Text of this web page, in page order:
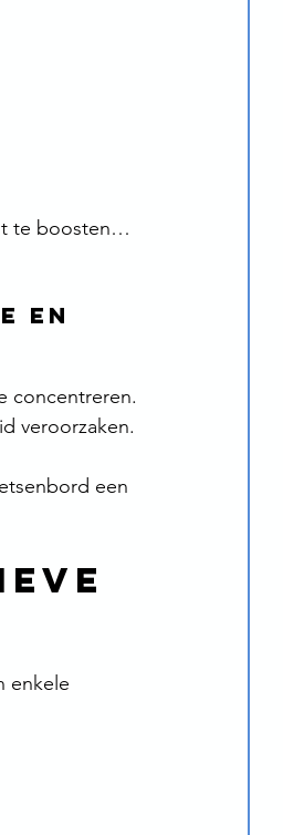
te boosten…
en
concentreren.
veroorzaken.
een
enkele